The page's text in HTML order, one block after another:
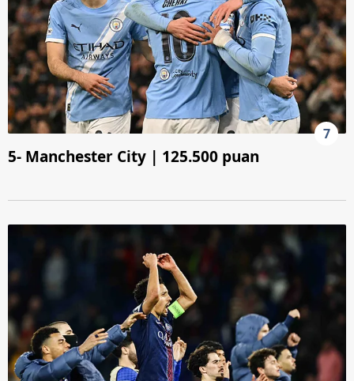
7
5- Manchester City | 125.500 puan